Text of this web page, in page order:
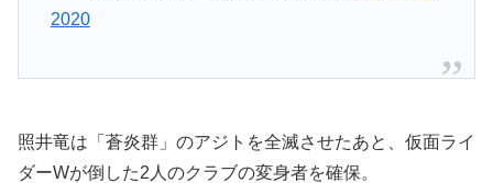
2020
照井竜は「蒼炎群」のアジトを全滅させたあと、仮面ライ
ダーWが倒した2人のクラブの変身者を確保。